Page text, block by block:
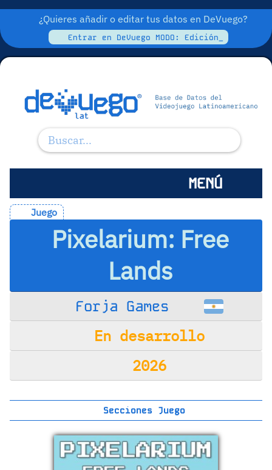
¿Quieres añadir o editar tus datos en DeVuego?
Entrar en DeVuego MODO: Edición_
MENÚ
Juego
Pixelarium: Free
Lands
Forja Games
En desarrollo
2026
Secciones Juego